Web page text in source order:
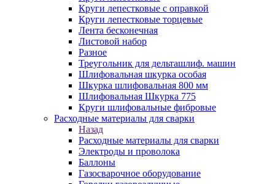
Круги лепестковые с оправкой
Круги лепестковые торцевые
Лента бесконечная
Листовой набор
Разное
Треугольник для дельташлиф. машин
Шлифовальная шкурка особая
Шкурка шлифовальная 800 мм
Шлифовальная Шкурка 775
Круги шлифовальные фибровые
Расходные материалы для сварки
Назад
Расходные материалы для сварки
Электроды и проволока
Баллоны
Газосварочное оборудование